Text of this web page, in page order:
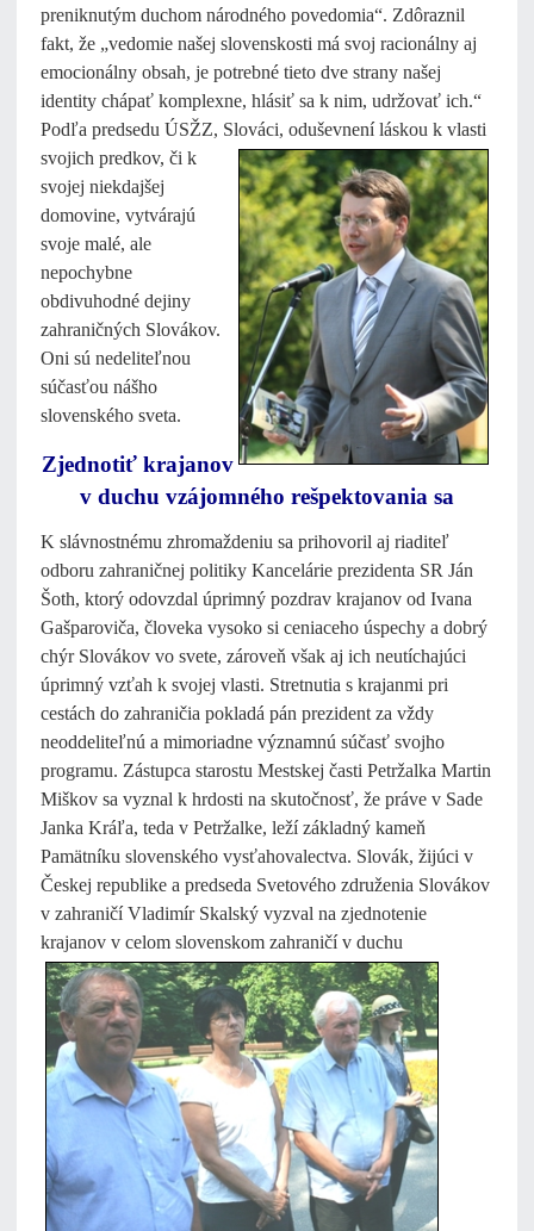
preniknutým duchom národného povedomia“. Zdôraznil
fakt, že „vedomie našej slovenskosti má svoj racionálny aj
emocionálny obsah, je potrebné tieto dve strany našej
identity chápať komplexne, hlásiť sa k nim, udržovať ich.“
Podľa predsedu ÚSŽZ, Slováci, oduševnení láskou k vlasti
svojich predkov, či k
svojej niekdajšej
domovine, vytvárajú
svoje malé, ale
nepochybne
obdivuhodné dejiny
zahraničných Slovákov.
Oni sú nedeliteľnou
súčasťou nášho
slovenského sveta.
Zjednotiť krajanov
v duchu vzájomného rešpektovania sa
K slávnostnému zhromaždeniu sa prihovoril aj riaditeľ
odboru zahraničnej politiky Kancelárie prezidenta SR Ján
Šoth, ktorý odovzdal úprimný pozdrav krajanov od Ivana
Gašparoviča, človeka vysoko si ceniaceho úspechy a dobrý
chýr Slovákov vo svete, zároveň však aj ich neutíchajúci
úprimný vzťah k svojej vlasti. Stretnutia s krajanmi pri
cestách do zahraničia pokladá pán prezident za vždy
neoddeliteľnú a mimoriadne významnú súčasť svojho
programu. Zástupca starostu Mestskej časti Petržalka Martin
Miškov sa vyznal k hrdosti na skutočnosť, že práve v Sade
Janka Kráľa, teda v Petržalke, leží základný kameň
Pamätníku slovenského vysťahovalectva. Slovák, žijúci v
Českej republike a predseda Svetového združenia Slovákov
v zahraničí Vladimír Skalský vyzval na zjednotenie
krajanov v celom slovenskom zahraničí v duchu